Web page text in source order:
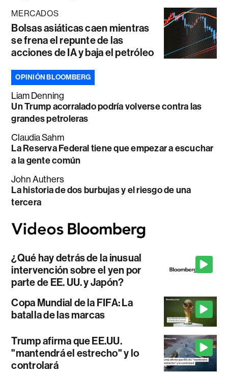
MERCADOS
Bolsas asiáticas caen mientras
se frena el repunte de las
acciones de IA y baja el petróleo
OPINIÓN BLOOMBERG
Liam Denning
Un Trump acorralado podría volverse contra las
grandes petroleras
Claudia Sahm
La Reserva Federal tiene que empezar a escuchar
a la gente común
John Authers
La historia de dos burbujas y el riesgo de una
tercera
¿Qué hay detrás de la inusual
intervención sobre el yen por
parte de EE. UU. y Japón?
Copa Mundial de la FIFA: La
batalla de las marcas
Trump afirma que EE.UU.
"mantendrá el estrecho" y lo
controlará